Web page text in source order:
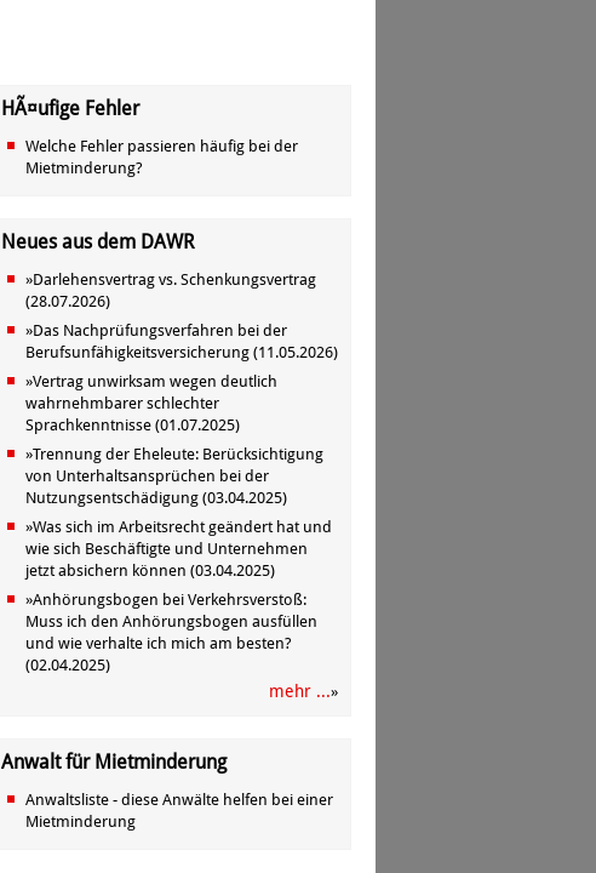
HÃ¤ufige Fehler
Welche Fehler passieren häufig bei der
Mietminderung?
Neues aus dem DAWR
»Darlehensvertrag vs. Schenkungsvertrag
(28.07.2026)
»Das Nachprüfungsverfahren bei der
Berufsunfähigkeitsversicherung (11.05.2026)
»Vertrag unwirksam wegen deutlich
wahrnehmbarer schlechter
Sprachkenntnisse (01.07.2025)
»Trennung der Eheleute: Berücksichtigung
von Unterhaltsansprüchen bei der
Nutzungsentschädigung (03.04.2025)
»Was sich im Arbeitsrecht geändert hat und
wie sich Beschäftigte und Unternehmen
jetzt absichern können (03.04.2025)
»Anhörungsbogen bei Verkehrsverstoß:
Muss ich den Anhörungsbogen ausfüllen
und wie verhalte ich mich am besten?
(02.04.2025)
mehr ...»
Anwalt für Mietminderung
Anwaltsliste - diese Anwälte helfen bei einer
Mietminderung